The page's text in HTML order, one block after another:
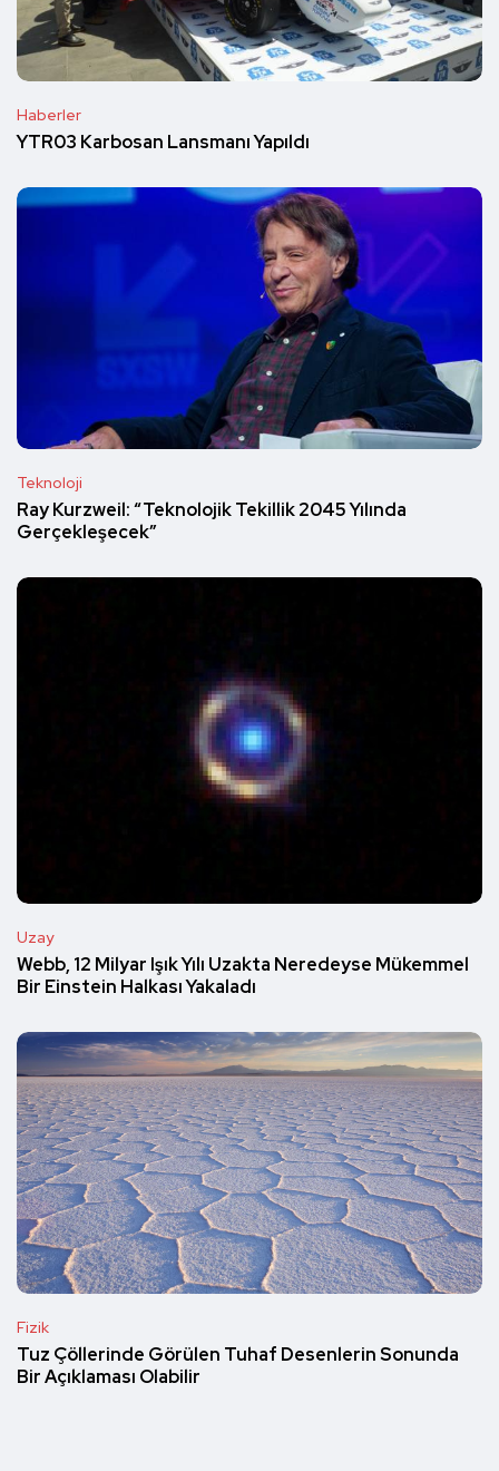
Haberler
YTR03 Karbosan Lansmanı Yapıldı
Teknoloji
Ray Kurzweil: “Teknolojik Tekillik 2045 Yılında
Gerçekleşecek”
Uzay
Webb, 12 Milyar Işık Yılı Uzakta Neredeyse Mükemmel
Bir Einstein Halkası Yakaladı
Fizik
Tuz Çöllerinde Görülen Tuhaf Desenlerin Sonunda
Bir Açıklaması Olabilir